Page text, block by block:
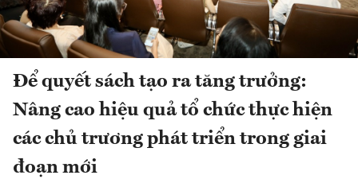
Để quyết sách tạo ra tăng trưởng:
Nâng cao hiệu quả tổ chức thực hiện
các chủ trương phát triển trong giai
đoạn mới